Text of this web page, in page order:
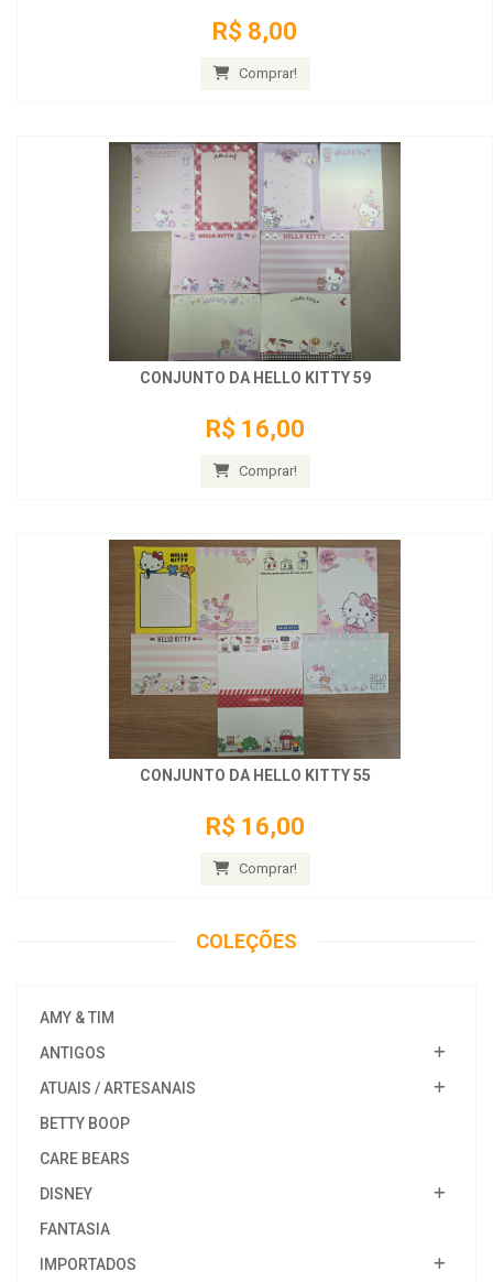
R$ 8,00
Comprar!
CONJUNTO DA HELLO KITTY 59
R$ 16,00
Comprar!
CONJUNTO DA HELLO KITTY 55
R$ 16,00
Comprar!
COLEÇÕES
AMY & TIM
ANTIGOS
ATUAIS / ARTESANAIS
BETTY BOOP
CARE BEARS
DISNEY
FANTASIA
IMPORTADOS